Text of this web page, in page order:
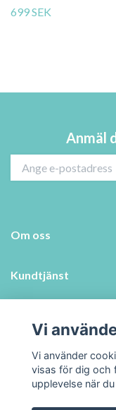
699 SEK
Anmäl
Om oss
Kundtjänst
Sociala medier
Vi
Vi använder
visas för dig och
upplevelse när